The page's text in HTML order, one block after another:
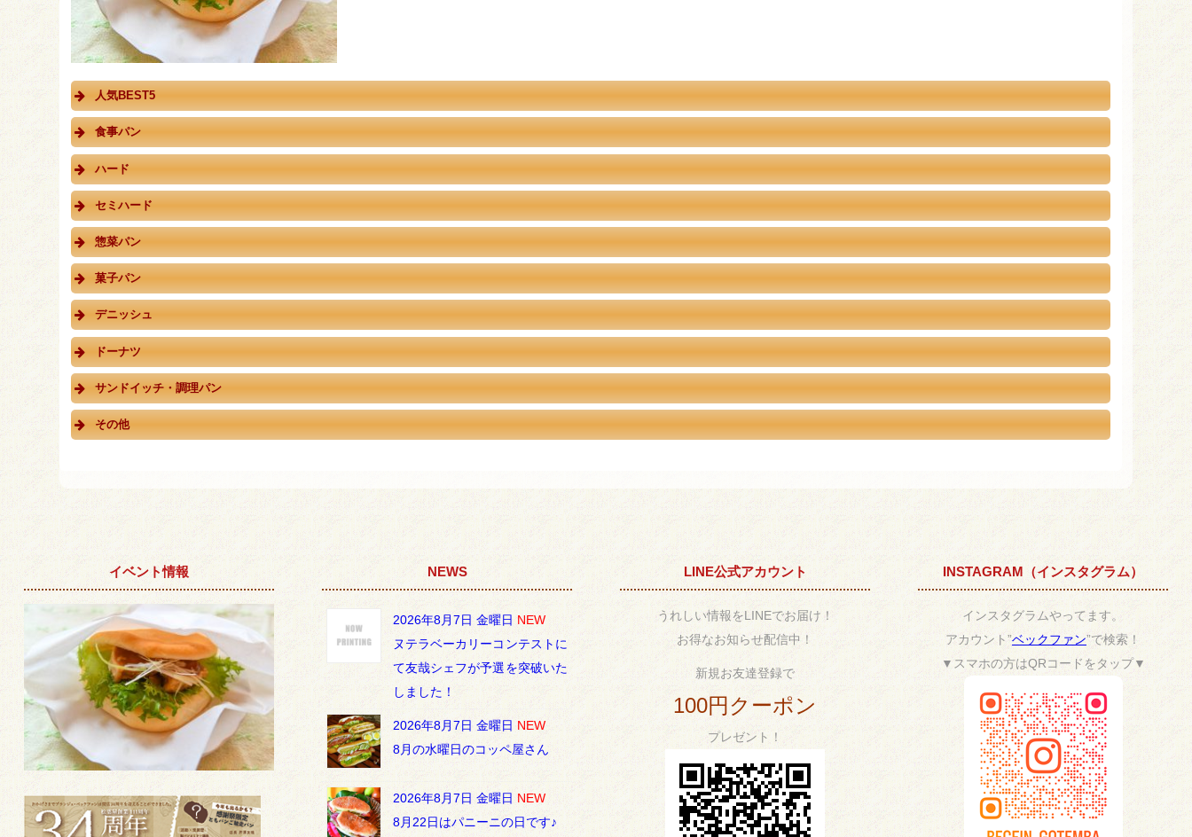
人気BEST5
食事パン
ハード
セミハード
惣菜パン
菓子パン
デニッシュ
ドーナツ
サンドイッチ・調理パン
その他
イベント情報 NEWS
2026年8月7日 金曜日 NEW
ヌテラベーカリーコンテストに
て友哉シェフが予選を突破いた
しました！
2026年8月7日 金曜日 NEW
8月の水曜日のコッペ屋さん
2026年8月7日 金曜日 NEW
8月22日はパニーニの日です♪
LINE公式アカウント
うれしい情報をLINEでお届け！
お得なお知らせ配信中！
新規お友達登録で
100円クーポン
プレゼント！
INSTAGRAM（インスタグラム）
インスタグラムやってます。
アカウント”ベックファン”で検索！
▼スマホの方はQRコードをタップ▼